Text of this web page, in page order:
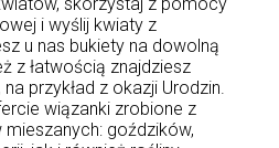
i wyślij kwiaty z
u nas bukiety na dowolną
z łatwością znajdziesz
przykład z okazji Urodzin.
wiązanki zrobione z
goździków,